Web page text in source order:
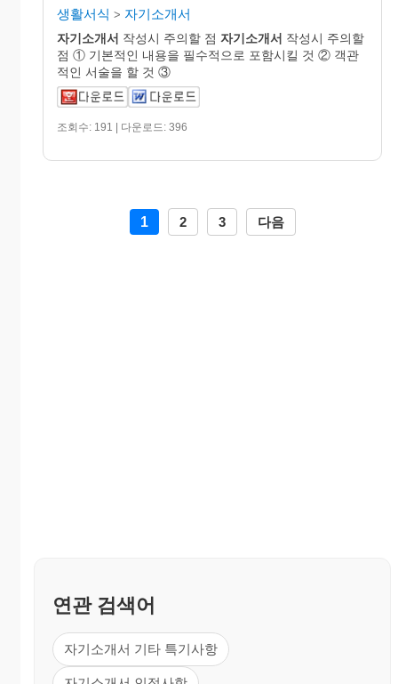
생활서식 > 자기소개서
자기소개서 작성시 주의할 점 자기소개서 작성시 주의할
점 ① 기본적인 내용을 필수적으로 포함시킬 것 ② 객관
적인 서술을 할 것 ③
조회수: 191 | 다운로드: 396
1 2 3 다음
연관 검색어
자기소개서 기타 특기사항